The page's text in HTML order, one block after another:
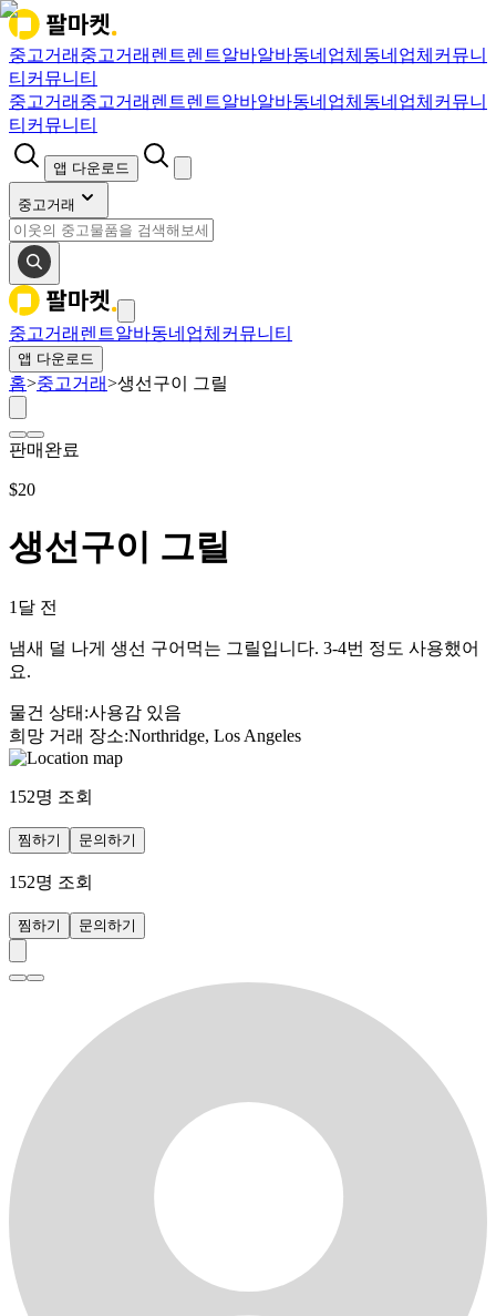
중고거래 중고거래 렌트렌트알바알바동네업체 동네업체 커뮤니
티 커뮤니티
중고거래 중고거래 렌트렌트알바알바동네업체 동네업체 커뮤니
티 커뮤니티
앱 다운로드
중고거래
중고거래 렌트알바동네업체 커뮤니티
앱 다운로드
홈>중고거래>생선구이 그릴
판매완료
$20
생선구이 그릴
1달 전
냄새 덜 나게 생선 구어먹는 그릴입니다. 3-4번 정도 사용했어
요.
물건 상태 :사용감 있음
희망 거래 장소:Northridge, Los Angeles
152명 조회
찜하기 문의하기
152명 조회
찜하기 문의하기